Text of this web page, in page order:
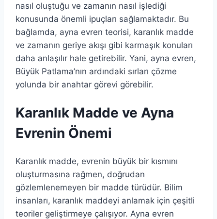
nasıl oluştuğu ve zamanın nasıl işlediği
konusunda önemli ipuçları sağlamaktadır. Bu
bağlamda, ayna evren teorisi, karanlık madde
ve zamanın geriye akışı gibi karmaşık konuları
daha anlaşılır hale getirebilir. Yani, ayna evren,
Büyük Patlama’nın ardındaki sırları çözme
yolunda bir anahtar görevi görebilir.
Karanlık Madde ve Ayna
Evrenin Önemi
Karanlık madde, evrenin büyük bir kısmını
oluşturmasına rağmen, doğrudan
gözlemlenemeyen bir madde türüdür. Bilim
insanları, karanlık maddeyi anlamak için çeşitli
teoriler geliştirmeye çalışıyor. Ayna evren